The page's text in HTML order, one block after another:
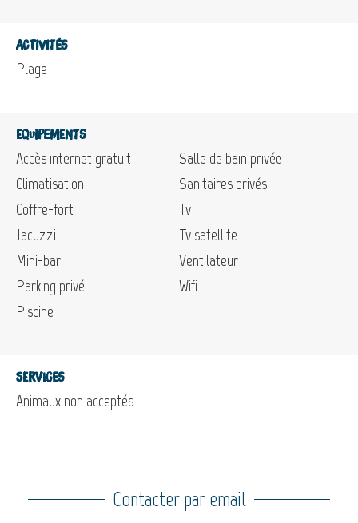
Activités
Plage
Equipements
Accès internet gratuit
Climatisation
Coffre-fort
Jacuzzi
Mini-bar
Parking privé
Piscine
Salle de bain privée
Sanitaires privés
Tv
Tv satellite
Ventilateur
Wifi
Services
Animaux non acceptés
Contacter par email